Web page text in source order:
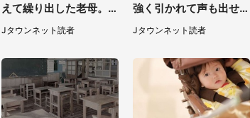
えて繰り出した老母。ゆ
っくり階段を降りてたら
スーツの男性が（東京
Jタウンネット読者
強く引かれて声も出せ
ず...（東京都・40代女
性）
Jタウンネット読者